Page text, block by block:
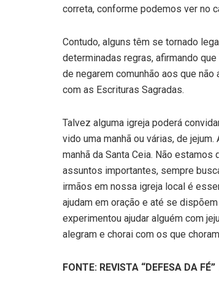
correta, conforme podemos ver no
Contudo, alguns têm se tornado
determinadas regras, afirmando
de negarem comunhão aos que
com as Escrituras Sagradas.
Talvez alguma igreja poderá
vido uma manhã ou várias, de
manhã da Santa Ceia. Não
assuntos importantes, sempre
irmãos em nossa igreja local é
ajudam em oração e até se
experimentou ajudar alguém com
alegram e chorai com os que
FONTE: REVISTA “DEFESA DA